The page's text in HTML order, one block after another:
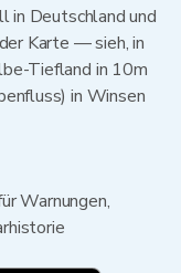
in Deutschland und
Karte — sieh, in
Tiefland in 10m
in Winsen
Warnungen,